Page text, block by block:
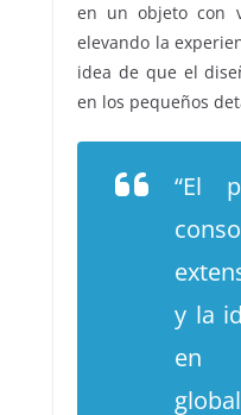
en un objeto con
elevando la
idea de que el
en los pequeños
“El
y la
en